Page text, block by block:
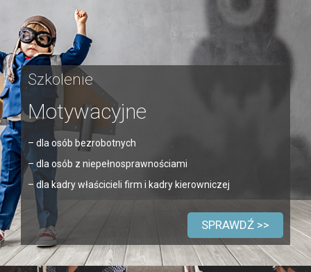
Szkolenie
Motywacyjne
– dla osób bezrobotnych
– dla osób z niepełnosprawnościami
– dla kadry właścicieli firm i kadry kierowniczej
SPRAWDŹ >>